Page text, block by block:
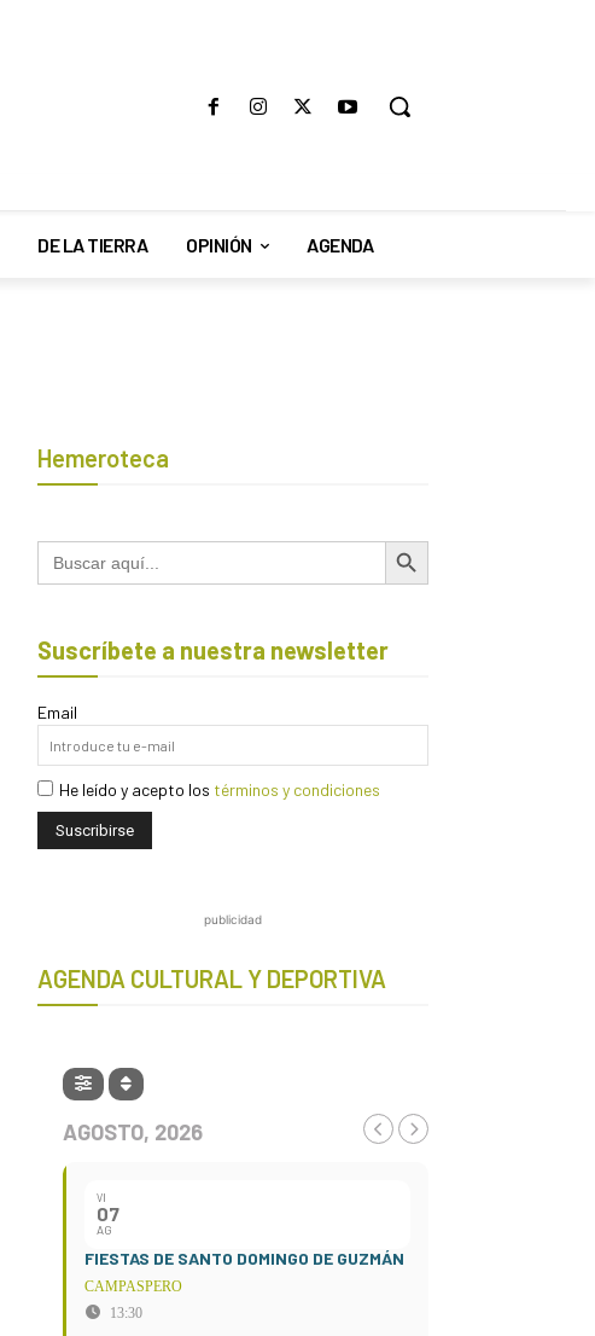
DE LA TIERRA OPINIÓN AGENDA
Hemeroteca
Buscar: Botón de búsqueda
Suscríbete a nuestra newsletter
Email
He leído y acepto los términos y condiciones
publicidad
AGENDA CULTURAL Y DEPORTIVA
AGOSTO, 2026
VI
07
AG
FIESTAS DE SANTO DOMINGO DE GUZMÁN
CAMPASPERO
13:30